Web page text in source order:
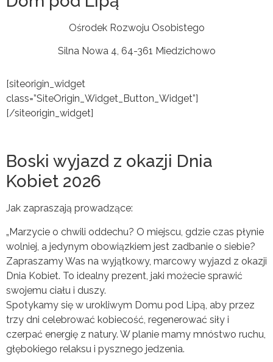
Ośrodek Rozwoju Osobistego
Silna Nowa 4, 64-361 Miedzichowo
[siteorigin_widget
class=”SiteOrigin_Widget_Button_Widget”]
[/siteorigin_widget]
Boski wyjazd z okazji Dnia
Kobiet 2026
Jak zapraszają prowadzące:
„Marzycie o chwili oddechu? O miejscu, gdzie czas płynie
wolniej, a jedynym obowiązkiem jest zadbanie o siebie?
Zapraszamy Was na wyjątkowy, marcowy wyjazd z okazji
Dnia Kobiet. To idealny prezent, jaki możecie sprawić
swojemu ciału i duszy.
Spotykamy się w urokliwym Domu pod Lipą, aby przez
trzy dni celebrować kobiecość, regenerować siły i
czerpać energię z natury. W planie mamy mnóstwo ruchu,
głębokiego relaksu i pysznego jedzenia.